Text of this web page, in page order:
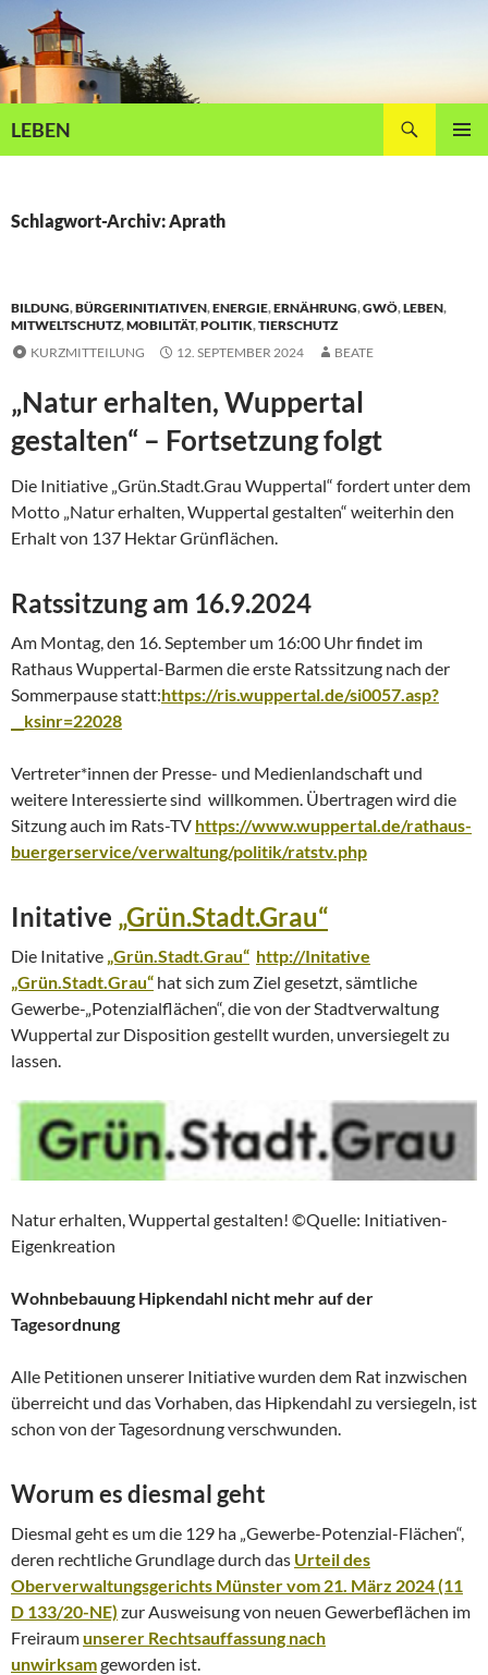
Inhalt
springen
LEBEN
Schlagwort-Archiv: Aprath
BILDUNG,BÜRGERINITIATIVEN,ENERGIE,ERNÄHRUNG,GWÖ,LEBEN,
MITWELTSCHUTZ,MOBILITÄT,POLITIK,TIERSCHUTZ
KURZMITTEILUNG
12. SEPTEMBER 2024 BEATE
„Natur erhalten, Wuppertal
gestalten“ – Fortsetzung folgt
Die Initiative „Grün.Stadt.Grau Wuppertal“ fordert unter dem
Motto „Natur erhalten, Wuppertal gestalten“ weiterhin den
Erhalt von 137 Hektar Grünflächen.
Ratssitzung am 16.9.2024
Am Montag, den 16. September um 16:00 Uhr findet im
Rathaus Wuppertal-Barmen die erste Ratssitzung nach der
Sommerpause statt:https://ris.wuppertal.de/si0057.asp?
__ksinr=22028
Vertreter*innen der Presse- und Medienlandschaft und
weitere Interessierte sind willkommen. Übertragen wird die
Sitzung auch im Rats-TV https://www.wuppertal.de/rathaus-
buergerservice/verwaltung/politik/ratstv.php
Initative „Grün.Stadt.Grau“
Die Initative „Grün.Stadt.Grau“ http://Initative
„Grün.Stadt.Grau“ hat sich zum Ziel gesetzt, sämtliche
Gewerbe-„Potenzialflächen“, die von der Stadtverwaltung
Wuppertal zur Disposition gestellt wurden, unversiegelt zu
lassen.
Natur erhalten, Wuppertal gestalten! ©Quelle: Initiativen-
Eigenkreation
Wohnbebauung Hipkendahl nicht mehr auf der
Tagesordnung
Alle Petitionen unserer Initiative wurden dem Rat inzwischen
überreicht und das Vorhaben, das Hipkendahl zu versiegeln, ist
schon von der Tagesordnung verschwunden.
Worum es diesmal geht
Diesmal geht es um die 129 ha „Gewerbe-Potenzial-Flächen“,
deren rechtliche Grundlage durch das Urteil des
Oberverwaltungsgerichts Münster vom 21. März 2024 (11
D 133/20-NE) zur Ausweisung von neuen Gewerbeflächen im
Freiraumunserer Rechtsauffassung nach
unwirksamgeworden ist.